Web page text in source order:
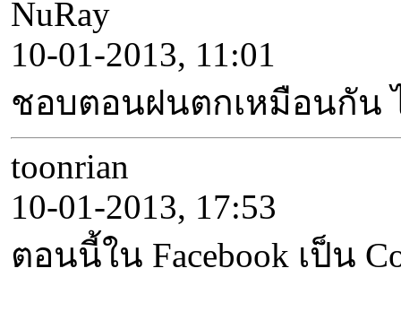
NuRay
10-01-2013, 11:01
ชอบตอนฝนตกเหมือนกัน
toonrian
10-01-2013, 17:53
ตอนนี้ใน Facebook เป็น